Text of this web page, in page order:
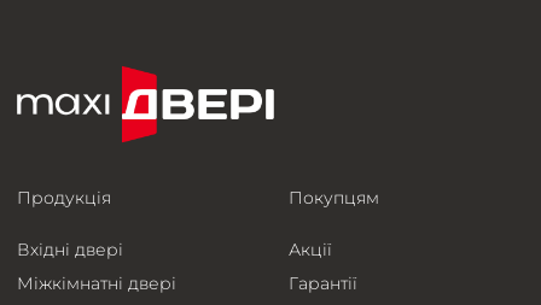
Продукція
Вхідні двері
Міжкімнатні двері
Покупцям
Акції
Гарантії